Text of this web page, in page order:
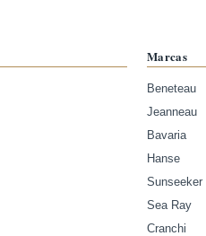
Marcas
Beneteau
Jeanneau
Bavaria
Hanse
Sunseeker
Sea Ray
Cranchi